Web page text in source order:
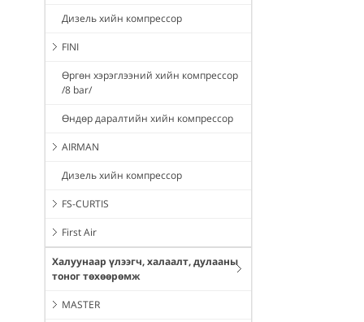
Дизель хийн компрессор
FINI
Өргөн хэрэглээний хийн компрессор
/8 bar/
Өндөр даралтийн хийн компрессор
AIRMAN
Дизель хийн компрессор
FS-CURTIS
First Air
Халуунаар үлээгч, халаалт, дулааны
тоног төхөөрөмж
MASTER